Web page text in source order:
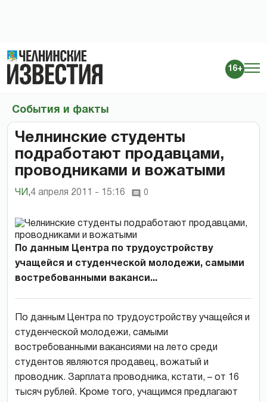
16+
События и факты
Челнинские студенты
подработают продавцами,
проводниками и вожатыми
ЧИ ,4 апреля 2011 - 15:16 0
По данным Центра по трудоустройству
учащейся и студенческой молодежи, самыми
востребованными ваканси...
По данным Центра по трудоустройству учащейся и
студенческой молодежи, самыми
востребованными вакансиями на лето среди
студентов являются продавец, вожатый и
проводник. Зарплата проводника, кстати, – от 16
тысяч рублей. Кроме того, учащимся предлагают